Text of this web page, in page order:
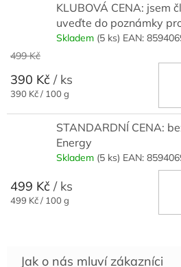
KLUBOVÁ CENA: jsem
uveďte do poznámky
Skladem (5 ks) EAN:
499 Kč
390 Kč / ks
Měrná
390 Kč / 100 g
STANDARDNÍ CENA:
Energy
Skladem (5 ks) EAN:
499 Kč / ks
Měrná
499 Kč / 100 g